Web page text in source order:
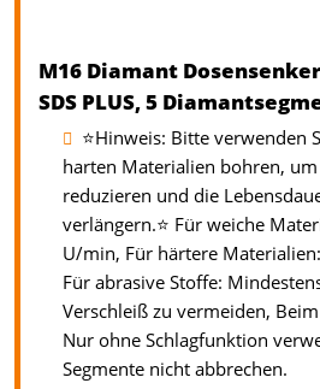
M16 Diamant
SDS PLUS, 5
⭐Hinweis: Bitte verwenden
harten Materialien bohren,
reduzieren und die
verlängern.⭐ Für weiche
U/min, Für härtere
Für abrasive Stoffe:
Verschleiß zu vermeiden,
Nur ohne Schlagfunktion
Segmente nicht abbrechen.